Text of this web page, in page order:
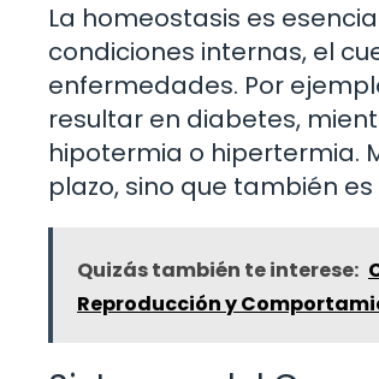
La homeostasis es
condiciones internas, el
enfermedades. Por
resultar en diabetes,
hipotermia o hipertermia.
plazo, sino que también
Quizás también te interese:
Reproducción y